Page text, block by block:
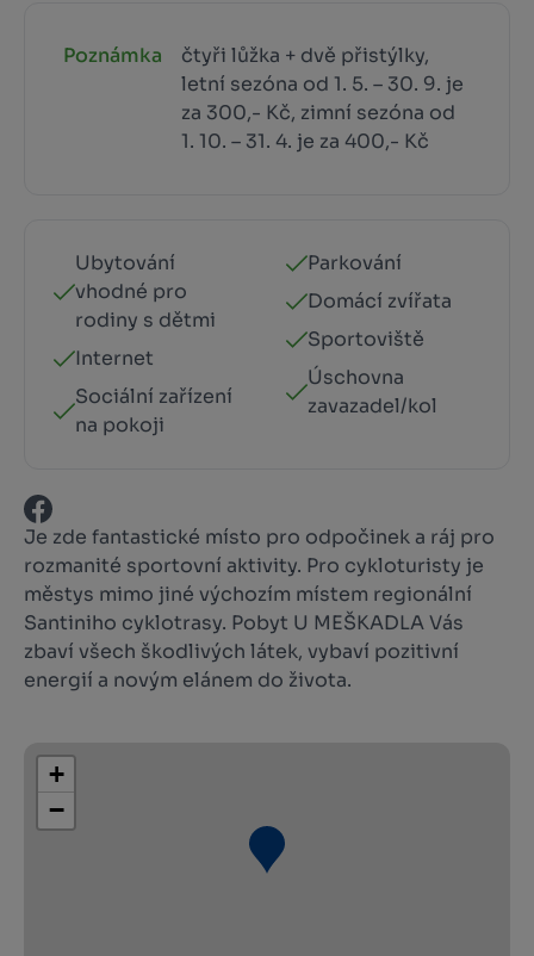
Poznámka
čtyři lůžka + dvě přistýlky,
letní sezóna od 1. 5. – 30. 9. je
za 300,- Kč, zimní sezóna od
1. 10. – 31. 4. je za 400,- Kč
Ubytování
vhodné pro
rodiny s dětmi
Internet
Sociální zařízení
na pokoji
Parkování
Domácí zvířata
Sportoviště
Úschovna
zavazadel/kol
Je zde fantastické místo pro odpočinek a ráj pro
rozmanité sportovní aktivity. Pro cykloturisty je
městys mimo jiné výchozím místem regionální
Santiniho cyklotrasy. Pobyt U MEŠKADLA Vás
zbaví všech škodlivých látek, vybaví pozitivní
energií a novým elánem do života.
+
−